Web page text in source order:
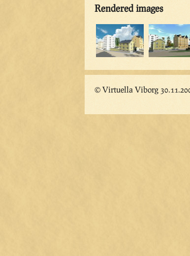
Rendered images
© Virtuella Viborg